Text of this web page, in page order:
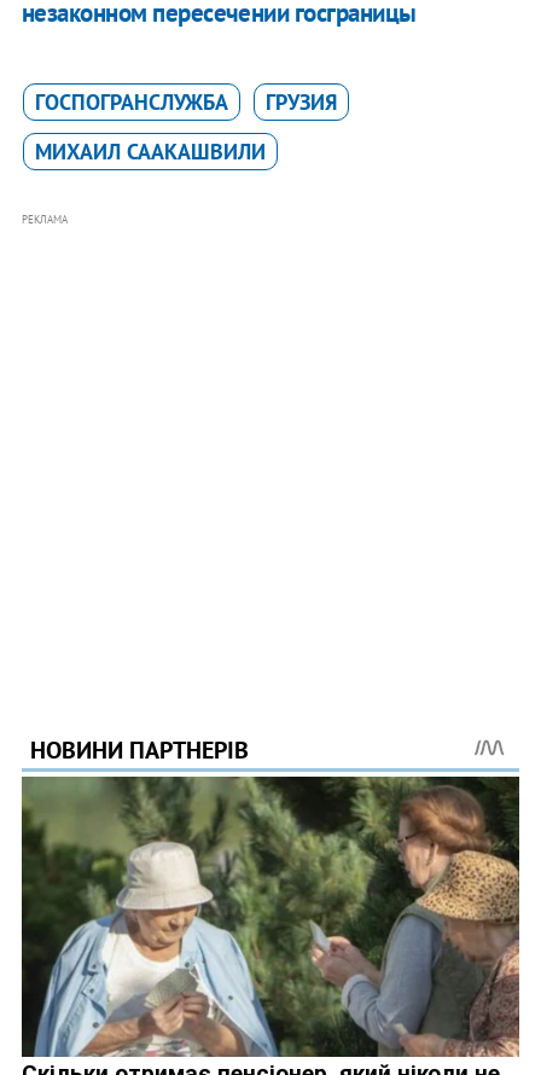
незаконном пересечении госграницы
ГОСПОГРАНСЛУЖБА
ГРУЗИЯ
МИХАИЛ СААКАШВИЛИ
РЕКЛАМА